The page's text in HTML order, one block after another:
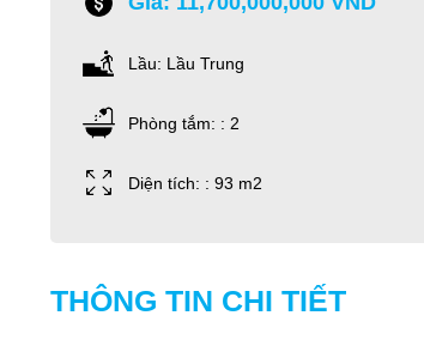
Lầu: Lầu Trung
Phòng tắm: : 2
Diện tích: : 93 m2
THÔNG TIN CHI TIẾT